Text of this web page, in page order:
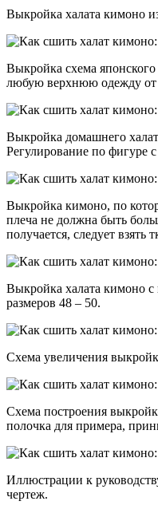
Выкройка халата кимоно
Выкройка схема
любую верхнюю одежду от
Выкройка домашнего
Регулирование по фигуре
Выкройка кимоно, по
плеча не должна быть
получается, следует
Выкройка халата кимоно
размеров 48 – 50.
Схема увеличения
Схема построения
полочка для примера,
Иллюстрации к
чертеж.